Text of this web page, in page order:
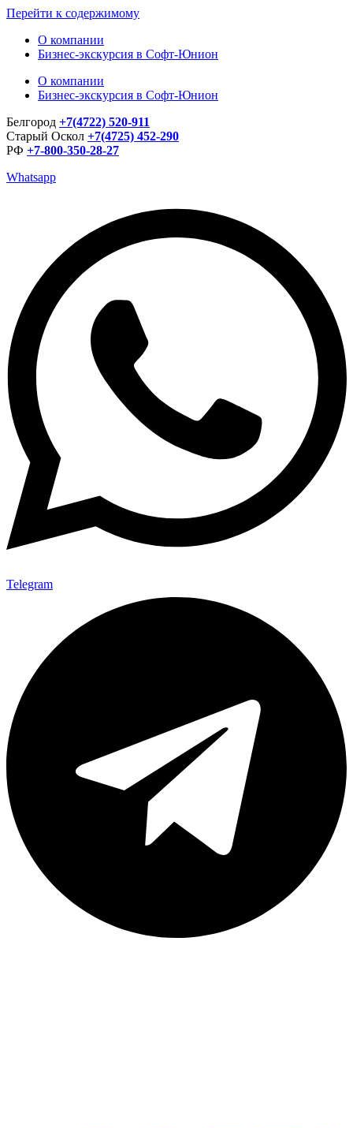
Перейти к содержимому
О компании
Бизнес-экскурсия в Софт-Юнион
О компании
Бизнес-экскурсия в Софт-Юнион
Белгород +7(4722) 520-911
Старый Оскол +7(4725) 452-290
РФ +7-800-350-28-27
Whatsapp
Telegram